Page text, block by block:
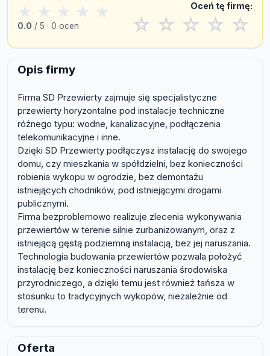
★ ★ ★ ★ ★
0.0 / 5 · 0 ocen
Oceń tę firmę:
☆ ☆ ☆ ☆ ☆
Opis firmy
Firma SD Przewierty zajmuje się specjalistyczne
przewierty horyzontalne pod instalacje techniczne
różnego typu: wodne, kanalizacyjne, podłączenia
telekomunikacyjne i inne.
Dzięki SD Przewierty podłączysz instalację do swojego
domu, czy mieszkania w spółdzielni, bez konieczności
robienia wykopu w ogrodzie, bez demontażu
istniejących chodników, pod istniejącymi drogami
publicznymi.
Firma bezproblemowo realizuje zlecenia wykonywania
przewiertów w terenie silnie zurbanizowanym, oraz z
istniejącą gęstą podziemną instalacją, bez jej naruszania.
Technologia budowania przewiertów pozwala położyć
instalację bez konieczności naruszania środowiska
przyrodniczego, a dzięki temu jest również tańsza w
stosunku to tradycyjnych wykopów, niezależnie od
terenu.
Oferta